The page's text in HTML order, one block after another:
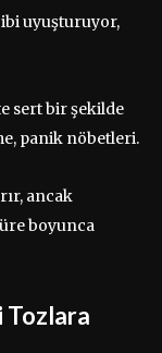
uyuşturuyor,
sert bir şekilde
panik nöbetleri.
ancak
boyunca